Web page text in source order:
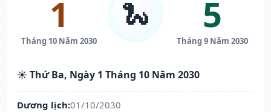
1
Tháng 10 Năm 2030
🐍 5
Tháng 9 Năm 2030
☀️ Thứ Ba, Ngày 1 Tháng 10 Năm 2030
Dương lịch:01/10/2030